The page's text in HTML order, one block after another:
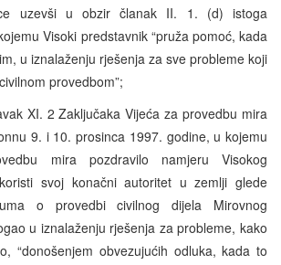
uzevši u obzir članak II. 1. (d) istoga
Visoki predstavnik “pruža pomoć, kada
u iznalaženju rješenja za sve probleme koji
provedbom”;
XI. 2 Zaključaka Vijeća za provedbu mira
9. i 10. prosinca 1997. godine, u kojemu
mira pozdravilo namjeru Visokog
svoj konačni autoritet u zemlji glede
o provedbi civilnog dijela Mirovnog
u iznalaženju rješenja za probleme, kako
“donošenjem obvezujućih odluka, kada to